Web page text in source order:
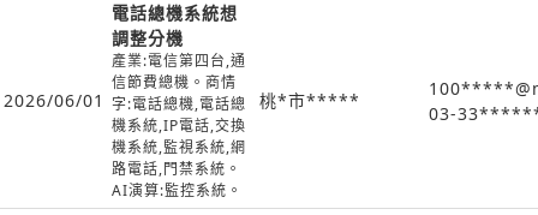
2026/06/01
電話總機系統想
調整分機
產業:電信第四台,通
信節費總機。商情
字:電話總機,電話總
機系統,IP電話,交換
機系統,監視系統,網
路電話,門禁系統。
AI演算:監控系統。
桃*市*****
03-